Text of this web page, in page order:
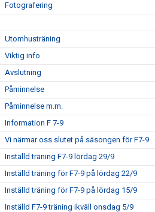
Fotografering
Utomhusträning
Viktig info
Avslutning
Påminnelse
Påminnelse m.m.
Information F 7-9
Vi närmar oss slutet på säsongen för F7-9
Inställd träning F7-9 lördag 29/9
Inställd träning för F7-9 på lördag 22/9
Inställd träning för F7-9 på lördag 15/9
Inställd F7-9 träning ikväll onsdag 5/9